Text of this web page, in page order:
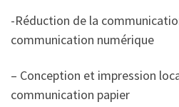
-Réduction de la
communication numérique
– Conception et impression
communication papier